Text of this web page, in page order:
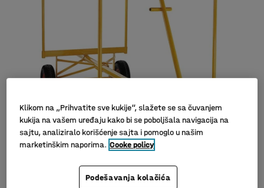
Klikom na „Prihvatite sve kukije“, slažete se sa čuvanjem
kukija na vašem uređaju kako bi se poboljšala navigacija na
sajtu, analiziralo korišćenje sajta i pomoglo u našim
marketinškim naporima. Cooke policy
Podešavanja kolačića